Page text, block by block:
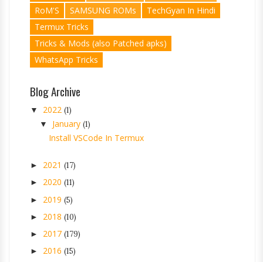
RoM'S
SAMSUNG ROMs
TechGyan In Hindi
Termux Tricks
Tricks & Mods (also Patched apks)
WhatsApp Tricks
Blog Archive
▼ 2022 (1)
▼ January (1)
Install VSCode In Termux
► 2021 (17)
► 2020 (11)
► 2019 (5)
► 2018 (10)
► 2017 (179)
► 2016 (15)